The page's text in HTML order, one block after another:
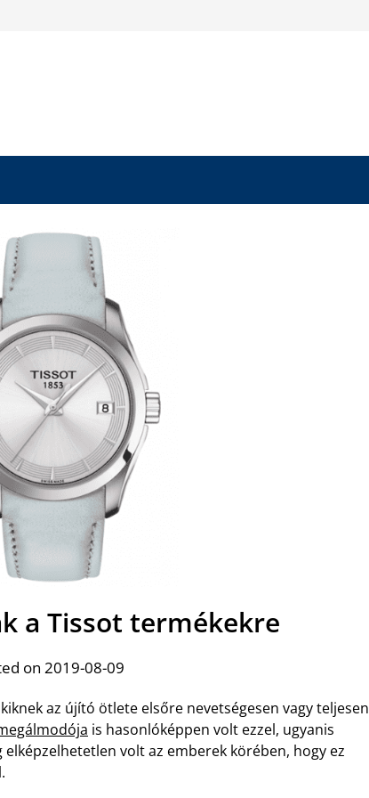
a Tissot termékekre
on 2019-08-09
az újító ötlete elsőre nevetségesen vagy teljesen
is hasonlóképpen volt ezzel, ugyanis
volt az emberek körében, hogy ez